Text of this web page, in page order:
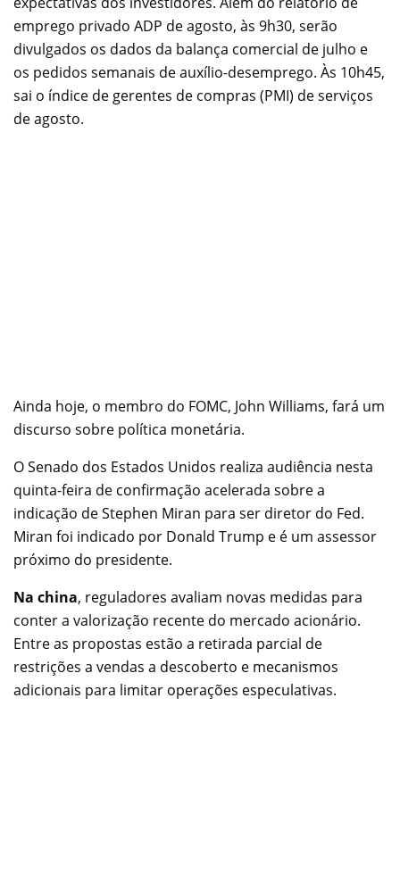
emprego privado ADP de agosto, às 9h30, serão
divulgados os dados da balança comercial de julho e
os pedidos semanais de auxílio-desemprego. Às 10h45,
sai o índice de gerentes de compras (PMI) de serviços
de agosto.
Ainda hoje, o membro do FOMC, John Williams, fará um
discurso sobre política monetária.
O Senado dos Estados Unidos realiza audiência nesta
quinta-feira de confirmação acelerada sobre a
indicação de Stephen Miran para ser diretor do Fed.
Miran foi indicado por Donald Trump e é um assessor
próximo do presidente.
Na china, reguladores avaliam novas medidas para
conter a valorização recente do mercado acionário.
Entre as propostas estão a retirada parcial de
restrições a vendas a descoberto e mecanismos
adicionais para limitar operações especulativas.